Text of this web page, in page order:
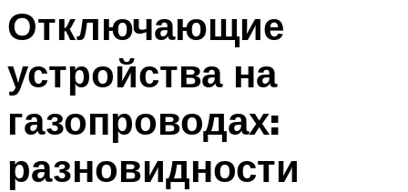
Отключающие
устройства на
газопроводах:
разновидности